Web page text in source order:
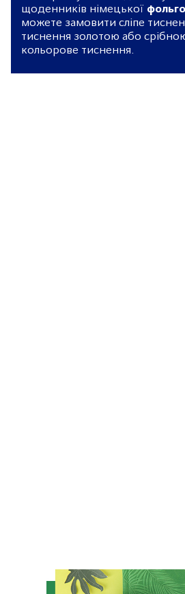
щоденників німецької
можете замовити сліпе
тиснення золотою або
кольорове тиснення.